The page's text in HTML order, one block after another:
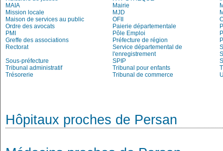
MAIA
Mairie
Mission locale
MJD
Maison de services au public
OFII
Ordre des avocats
Paierie départementale
PMI
Pôle Emploi
Greffe des associations
Préfecture de région
Rectorat
Service départemental de
l'enregistrement
Sous-préfecture
SPIP
Tribunal administratif
Tribunal pour enfants
Trésorerie
Tribunal de commerce
Hôpitaux proches de Persan